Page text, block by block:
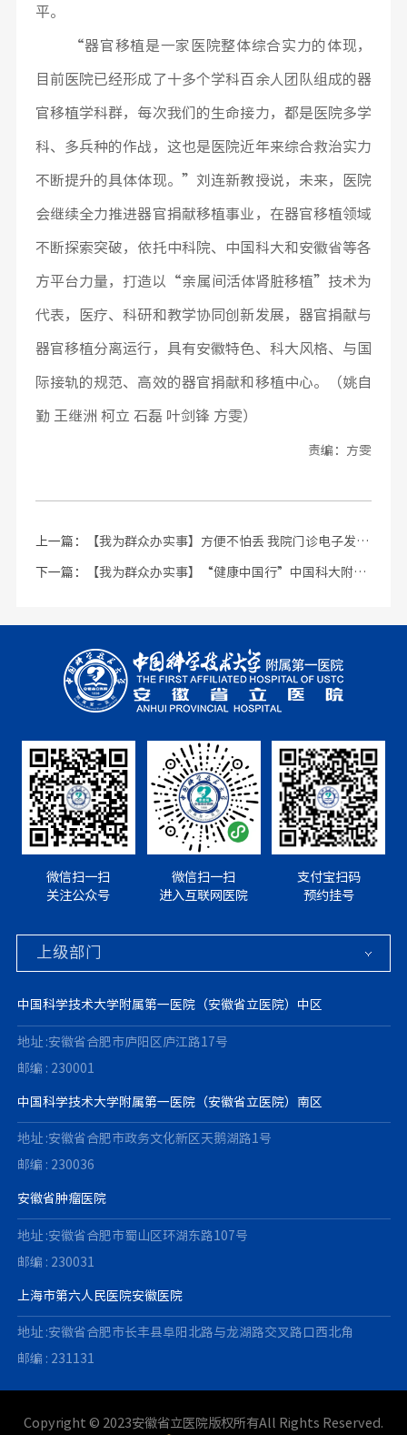
平。
“器官移植是一家医院整体综合实力的体现，
目前医院已经形成了十多个学科百余人团队组成的器
官移植学科群，每次我们的生命接力，都是医院多学
科、多兵种的作战，这也是医院近年来综合救治实力
不断提升的具体体现。”刘连新教授说，未来，医院
会继续全力推进器官捐献移植事业，在器官移植领域
不断探索突破，依托中科院、中国科大和安徽省等各
方平台力量，打造以“亲属间活体肾脏移植”技术为
代表，医疗、科研和教学协同创新发展，器官捐献与
器官移植分离运行，具有安徽特色、科大风格、与国
际接轨的规范、高效的器官捐献和移植中心。（姚自
勤 王继洲 柯立 石磊 叶剑锋 方雯）
责编：方雯
上一篇： 【我为群众办实事】方便不怕丢 我院门诊电子发票上线
下一篇： 【我为群众办实事】“健康中国行”中国科大附一院专家团走进革命老区贵州习水
微信扫一扫
关注公众号
微信扫一扫
进入互联网医院
支付宝扫码
预约挂号
中国科学技术大学附属第一医院（安徽省立医院）中区
地址 :安徽省合肥市庐阳区庐江路17号
邮编 : 230001
中国科学技术大学附属第一医院（安徽省立医院）南区
地址 :安徽省合肥市政务文化新区天鹅湖路1号
邮编 : 230036
安徽省肿瘤医院
地址 :安徽省合肥市蜀山区环湖东路107号
邮编 : 230031
上海市第六人民医院安徽医院
地址 :安徽省合肥市长丰县阜阳北路与龙湖路交叉路口西北角
邮编 : 231131
Copyright © 2023安徽省立医院版权所有All Rights Reserved.